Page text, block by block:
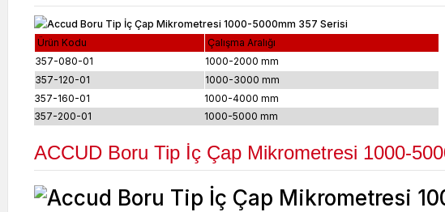
Ürün Kodu
Çalışma Aralığı
357-080-01
1000-2000 mm
357-120-01
1000-3000 mm
357-160-01
1000-4000 mm
357-200-01
1000-5000 mm
ACCUD Boru Tip İç Çap Mikrometresi 1000-